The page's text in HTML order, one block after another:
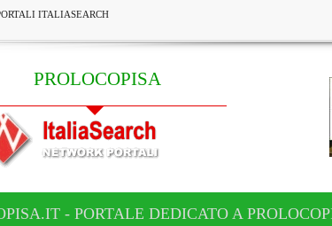
ITALIASEARCH
PROLOCOPISA
- PORTALE DEDICATO A